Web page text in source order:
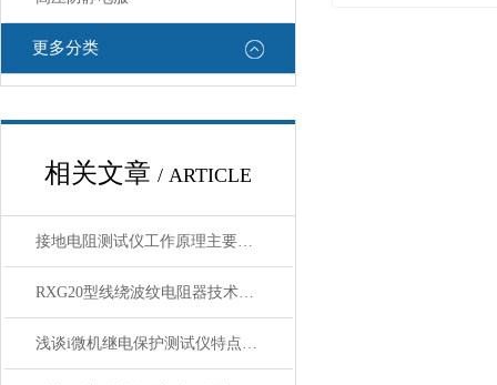
更多分类
相关文章 / ARTICLE
接地电阻测试仪工作原理主要特点
RXG20型线绕波纹电阻器技术参数
浅谈i微机继电保护测试仪特点技术参数